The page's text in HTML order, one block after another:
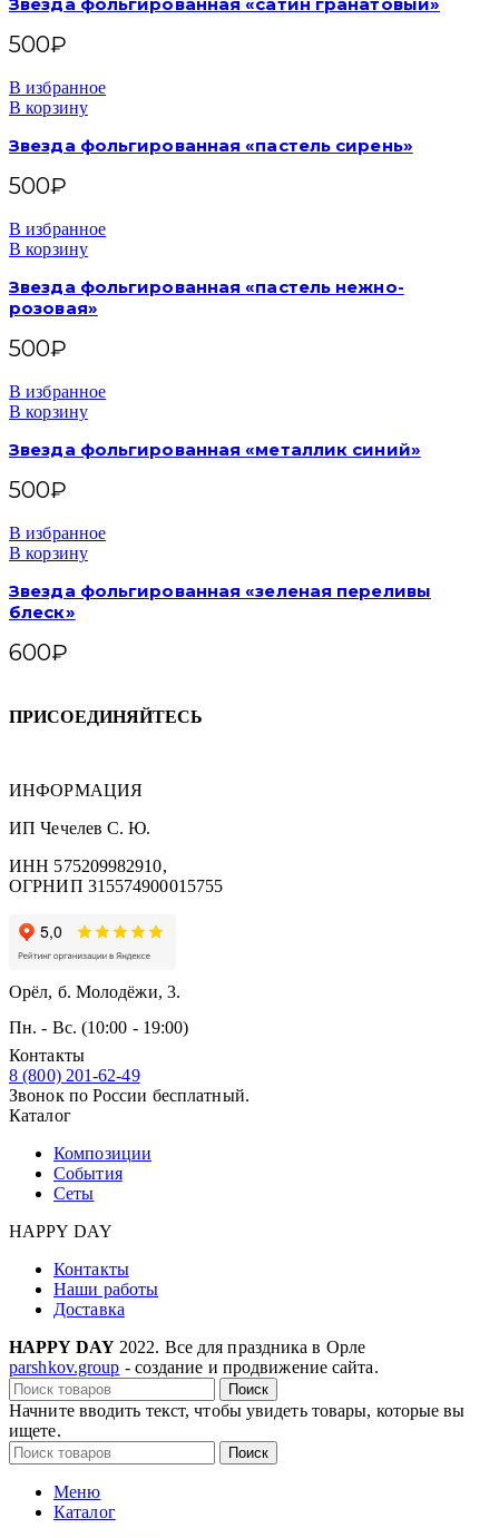
500₽
В избранное
В корзину
Звезда фольгированная «пастель сирень»
500₽
В избранное
В корзину
Звезда фольгированная «пастель нежно-
розовая»
500₽
В избранное
В корзину
Звезда фольгированная «металлик синий»
500₽
В избранное
В корзину
Звезда фольгированная «зеленая переливы
блеск»
600₽
ПРИСОЕДИНЯЙТЕСЬ
ИНФОРМАЦИЯ
ИП Чечелев С. Ю.
ИНН 575209982910,
ОГРНИП 315574900015755
Орёл, б. Молодёжи, 3.
Пн. - Вс. (10:00 - 19:00)
Контакты
8 (800) 201-62-49
Звонок по России бесплатный.
Каталог
Композиции
События
Сеты
HAPPY DAY
Контакты
Наши работы
Доставка
HAPPY DAY 2022. Все для праздника в Орле
parshkov.group - создание и продвижение сайта.
Поиск
Начните вводить текст, чтобы увидеть товары, которые вы
ищете.
Поиск
Меню
Каталог